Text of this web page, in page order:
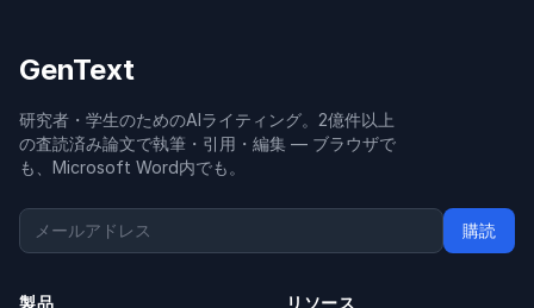
GenText
研究者・学生のためのAIライティング。2億件以上
の査読済み論文で執筆・引用・編集 — ブラウザで
も、Microsoft Word内でも。
購読
製品 リソース